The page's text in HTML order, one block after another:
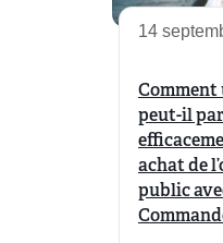
14
peut-il
achat de
public